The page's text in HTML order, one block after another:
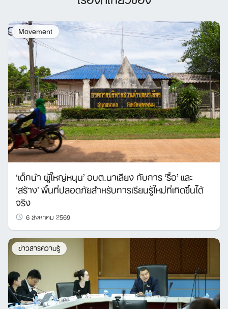
Search
for:
Movement
‘เด็กนำ ผู้ใหญ่หนุน’ อบต.นาเลียง กับการ ‘รื้อ’ และ
‘สร้าง’ พื้นที่ปลอดภัยสำหรับการเรียนรู้ใหม่ที่เกิดขึ้นได้
จริง
6 สิงหาคม 2569
ข่าวสารความรู้